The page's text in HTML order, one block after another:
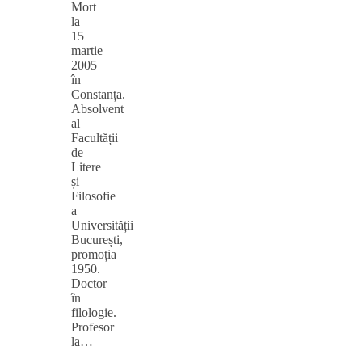
Mort
la
15
martie
2005
în
Constanța.
Absolvent
al
Facultății
de
Litere
și
Filosofie
a
Universității
București,
promoția
1950.
Doctor
în
filologie.
Profesor
la…